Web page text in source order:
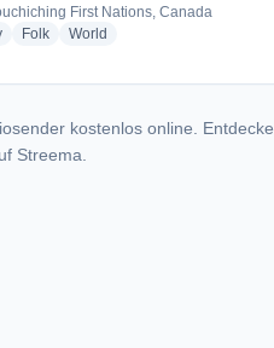
First Nations, Canada
radio stations
Folkradio stations
World
kostenlos online.
Streema.